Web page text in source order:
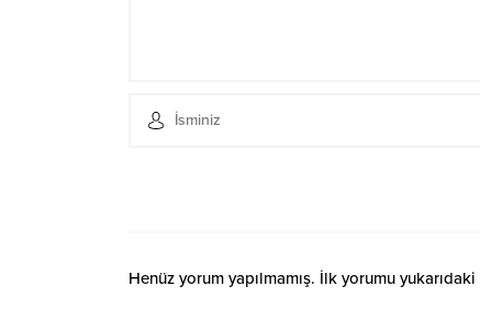
Henüz yorum yapılmamış. İlk yorumu